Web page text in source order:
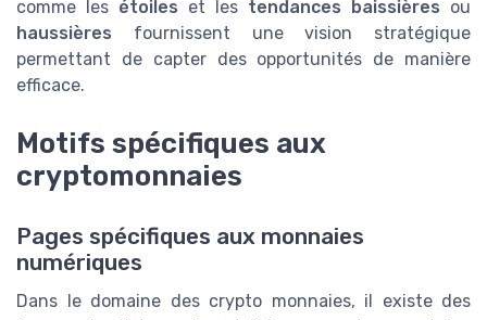
comme les étoiles et les tendances baissières ou
haussières fournissent une vision stratégique
permettant de capter des opportunités de manière
efficace.
Motifs spécifiques aux
cryptomonnaies
Pages spécifiques aux monnaies
numériques
Dans le domaine des crypto monnaies, il existe des